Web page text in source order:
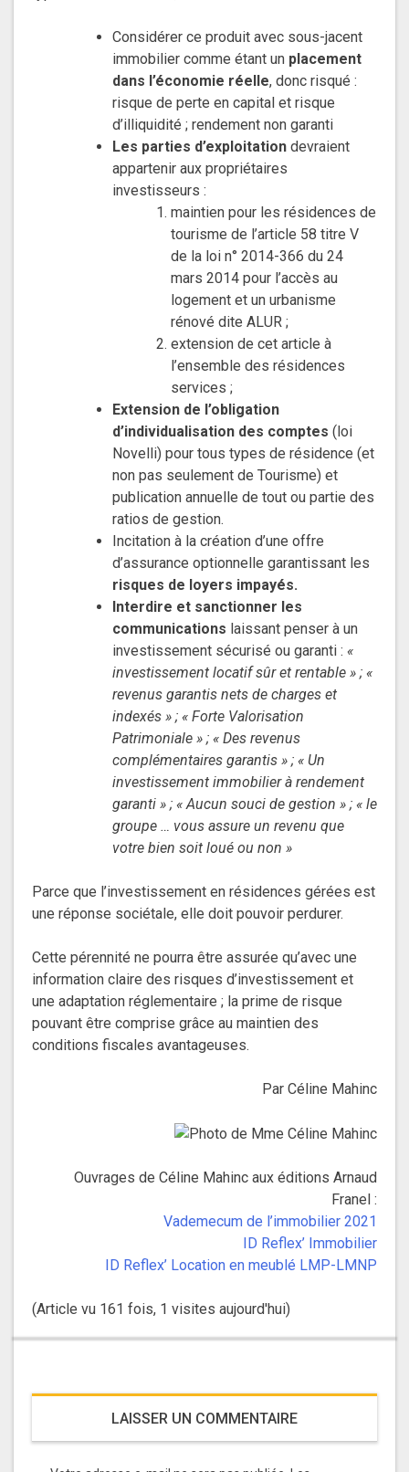
Considérer ce produit avec sous-jacent
immobilier comme étant un placement
dans l’économie réelle, donc risqué :
risque de perte en capital et risque
d’illiquidité ; rendement non garanti
Les parties d’exploitation devraient
appartenir aux propriétaires
investisseurs :
maintien pour les résidences de
tourisme de l’article 58 titre V
de la loi n° 2014-366 du 24
mars 2014 pour l’accès au
logement et un urbanisme
rénové dite ALUR ;
extension de cet article à
l’ensemble des résidences
services ;
Extension de l’obligation
d’individualisation des comptes (loi
Novelli) pour tous types de résidence (et
non pas seulement de Tourisme) et
publication annuelle de tout ou partie des
ratios de gestion.
Incitation à la création d’une offre
d’assurance optionnelle garantissant les
risques de loyers impayés.
Interdire et sanctionner les
communications laissant penser à un
investissement sécurisé ou garanti : «
investissement locatif sûr et rentable » ; «
revenus garantis nets de charges et
indexés » ; « Forte Valorisation
Patrimoniale » ; « Des revenus
complémentaires garantis » ; « Un
investissement immobilier à rendement
garanti » ; « Aucun souci de gestion » ; « le
groupe … vous assure un revenu que
votre bien soit loué ou non »
Parce que l’investissement en résidences gérées est
une réponse sociétale, elle doit pouvoir perdurer.
Cette pérennité ne pourra être assurée qu’avec une
information claire des risques d’investissement et
une adaptation réglementaire ; la prime de risque
pouvant être comprise grâce au maintien des
conditions fiscales avantageuses.
Par Céline Mahinc
Ouvrages de Céline Mahinc aux éditions Arnaud
Franel :
Vademecum de l’immobilier 2021
ID Reflex’ Immobilier
ID Reflex’ Location en meublé LMP-LMNP
(Article vu 161 fois, 1 visites aujourd'hui)
LAISSER UN COMMENTAIRE